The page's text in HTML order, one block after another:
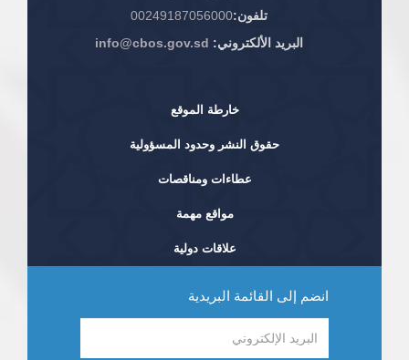
تلفون:00249187056000
البريد الألكتروني: info@cbos.gov.sd
خارطة الموقع
حقوق النشر وحدود المسؤولية
عطاءات ومناقصات
مواقع مهمة
علاقات دولية
انضم إلى القائمة البريدية